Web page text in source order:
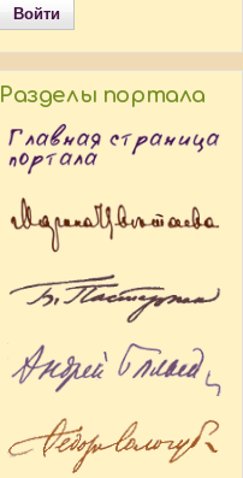
Разделы портала